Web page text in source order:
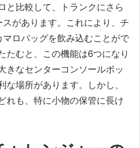
と比較して、トランクにさら
があります。
これにより、チ
ロバッグを飲み込むことがで
たむと、この機能は6つになり
きなセンターコンソールボッ
場所があります。
しかし、
れも、特に小物の保管に長け